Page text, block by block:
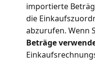
importierte
die
abzurufen. Wenn
Beträge